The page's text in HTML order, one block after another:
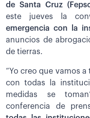
de Santa Cruz
este jueves la
emergencia con la
anuncios de
de tierras.
“Yo creo que vamos
con todas la
medidas se
conferencia de